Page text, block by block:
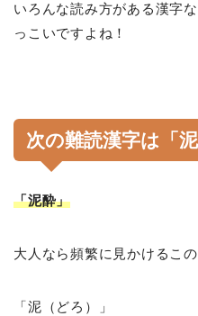
いろんな読み方がある漢字
っこいですよね！
次の難読漢字は「泥
「泥酔」
大人なら頻繁に見かけるこの
「泥（どろ）」